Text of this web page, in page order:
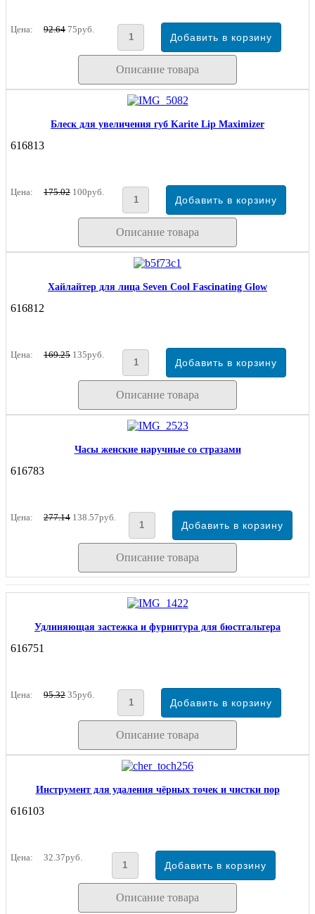
Цена: 92.64 75руб.
Описание товара
Блеск для увеличения губ Karite Lip Maximizer
616813
Цена: 175.02 100руб.
Описание товара
Хайлайтер для лица Seven Cool Fascinating Glow
616812
Цена: 169.25 135руб.
Описание товара
Часы женские наручные со стразами
616783
Цена: 277.14 138.57руб.
Описание товара
Удлиняющая застежка и фурнитура для бюстгальтера
616751
Цена: 95.32 35руб.
Описание товара
Инструмент для удаления чёрных точек и чистки пор
616103
Цена: 32.37руб.
Описание товара